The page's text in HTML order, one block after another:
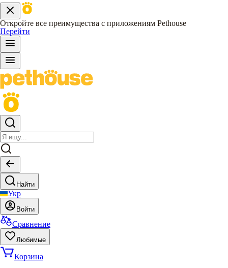
Откройте все преимущества с приложениям Pethouse
Перейти
Найти
Укр
Войти
Сравнение
Любимые
Корзина